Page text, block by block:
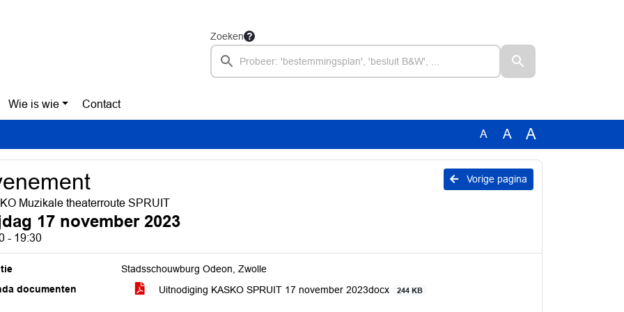
Zoeken
Wie is wie Contact
A A A
Vorige pagina
Muzikale theaterroute SPRUIT
17 november 2023
- 19:30
Stadsschouwburg Odeon, Zwolle
documenten
Uitnodiging KASKO SPRUIT 17 november 2023docx 244 KB